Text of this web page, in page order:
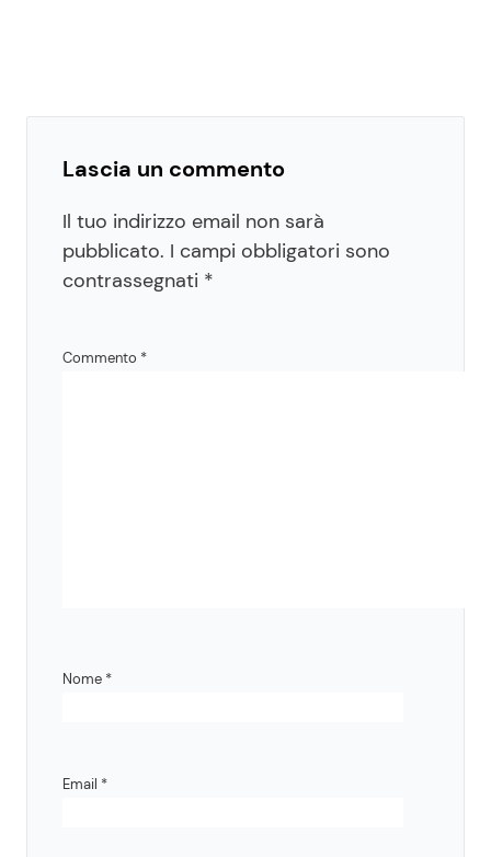
Lascia un commento
Il tuo indirizzo email non sarà
pubblicato. I campi obbligatori sono
contrassegnati *
Commento *
Nome *
Email *